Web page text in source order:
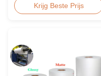
Holographic Thermal
Lamination Film for Gift
broad selection of designs
specifically for gift wrapping
applications. Laser ...
Krijg Beste Prijs